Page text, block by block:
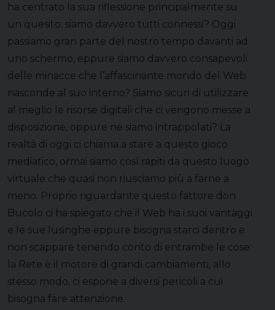
ha centrato la sua riflessione principalmente su
un quesito: siamo davvero tutti connessi? Oggi
passiamo gran parte del nostro tempo davanti ad
uno schermo, eppure siamo davvero consapevoli
delle minacce che l’affascinante mondo del Web
nasconde al suo interno? Siamo sicuri di utilizzare
al meglio le risorse digitali che ci vengono messe a
disposizione, oppure ne siamo intrappolati? La
realtà di oggi ci chiama a stare a questo gioco
mediatico, ormai siamo così rapiti da questo luogo
virtuale che quasi non riusciamo più a farne a
meno. Proprio riguardante questo fattore don
Bucolo ci ha spiegato che il Web ha i suoi vantaggi
e le sue lusinghe eppure bisogna starci dentro e
non scappare tenendo conto di entrambe le cose:
la Rete è il motore di grandi cambiamenti; allo
stesso modo, ci espone a diversi pericoli a cui
bisogna fare attenzione.